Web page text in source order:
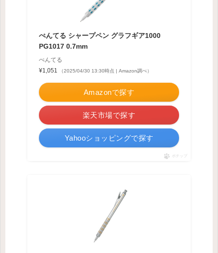
ぺんてる シャープペン グラフギア1000
PG1017 0.7mm
ぺんてる
¥1,051
（2025/04/30 13:30時点 | Amazon調べ）
Amazonで探す
楽天市場で探す
Yahooショッピングで探す
ポチップ